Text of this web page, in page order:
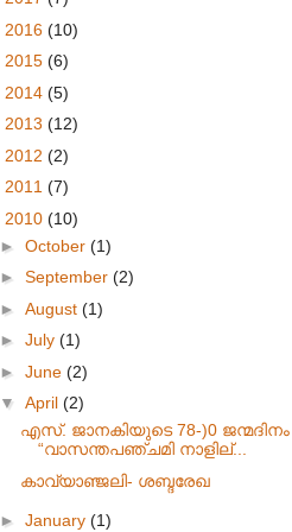
2016 (10)
2015 (6)
2014 (5)
2013 (12)
2012 (2)
2011 (7)
2010 (10)
► October (1)
► September (2)
► August (1)
► July (1)
► June (2)
▼ April (2)
എസ്. ജാനകിയുടെ 78-)0 ജന്മദിനം
“വാസന്തപഞ്ചമി നാളില്...
കാവ്യാഞ്ജലി- ശബ്ദരേഖ
► January (1)